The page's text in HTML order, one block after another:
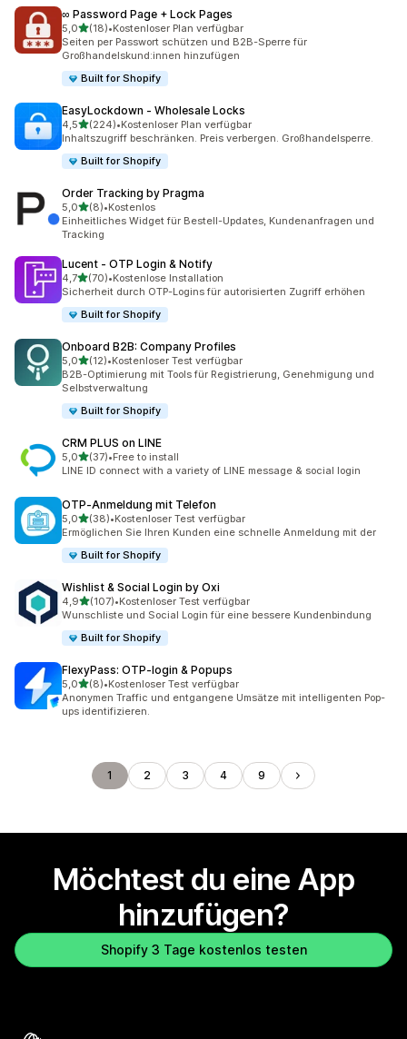
∞ Password Page + Lock Pages
5,0von 5 Sternen
(18)
18 Rezensionen insgesamt
•Kostenloser Plan verfügbar
Seiten per Passwort schützen und B2B-Sperre für
Großhandelskund:innen hinzufügen
Built for Shopify
EasyLockdown ‑ Wholesale Locks
4,5von 5 Sternen
(224)
224 Rezensionen insgesamt
•Kostenloser Plan verfügbar
Inhaltszugriff beschränken. Preis verbergen. Großhandelsperre.
Built for Shopify
Order Tracking by Pragma
5,0von 5 Sternen
(8)
8 Rezensionen insgesamt
•Kostenlos
Einheitliches Widget für Bestell-Updates, Kundenanfragen und
Tracking
Lucent ‑ OTP Login & Notify
4,7von 5 Sternen
(70)
70 Rezensionen insgesamt
•Kostenlose Installation
Sicherheit durch OTP-Logins für autorisierten Zugriff erhöhen
Built for Shopify
Onboard B2B: Company Profiles
5,0von 5 Sternen
(12)
12 Rezensionen insgesamt
•Kostenloser Test verfügbar
B2B-Optimierung mit Tools für Registrierung, Genehmigung und
Selbstverwaltung
Built for Shopify
CRM PLUS on LINE
5,0von 5 Sternen
(37)
37 Rezensionen insgesamt
•Free to install
LINE ID connect with a variety of LINE message & social login
OTP‑Anmeldung mit Telefon
5,0von 5 Sternen
(38)
38 Rezensionen insgesamt
•Kostenloser Test verfügbar
Ermöglichen Sie Ihren Kunden eine schnelle Anmeldung mit der
Built for Shopify
Wishlist & Social Login by Oxi
4,9von 5 Sternen
(107)
107 Rezensionen insgesamt
•Kostenloser Test verfügbar
Wunschliste und Social Login für eine bessere Kundenbindung
Built for Shopify
FlexyPass: OTP‑login & Popups
5,0von 5 Sternen
(8)
8 Rezensionen insgesamt
•Kostenloser Test verfügbar
Anonymen Traffic und entgangene Umsätze mit intelligenten Pop-
ups identifizieren.
1 2 3 4 9
Möchtest du eine App
hinzufügen?
Shopify 3 Tage kostenlos testen